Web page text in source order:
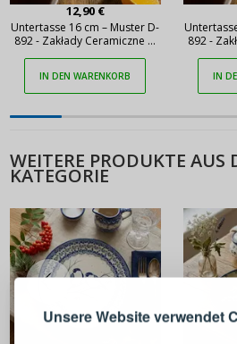
Unsere Website verwendet
12,90 €
Untertasse 16 cm – Muster D-
892 - Zakłady Ceramiczne w
IN DEN WARENKORB
892 -
IN
WEITERE PRODUKTE AUS
KATEGORIE
ANMELDEN
Melden Sie sich